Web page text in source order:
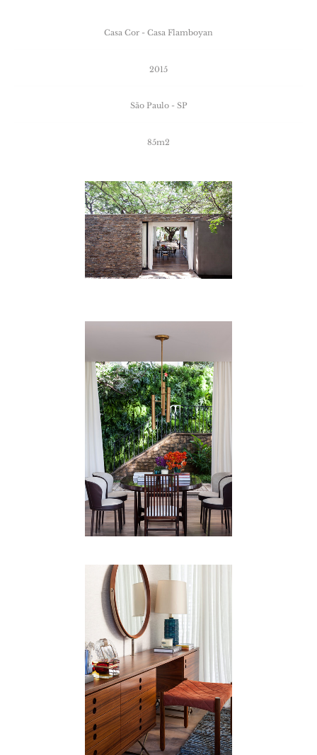
Casa Cor - Casa Flamboyan
2015
São Paulo - SP
85m2